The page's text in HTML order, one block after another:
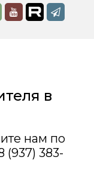
в
нам по
(937) 383-